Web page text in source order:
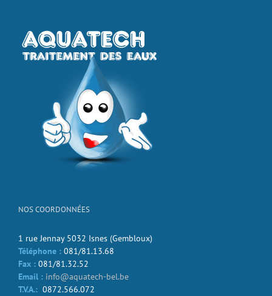
NOS COORDONNÉES
1 rue Jennay 5032 Isnes (Gembloux)
Téléphone : 081/81.13.68
Fax : 081/81.32.52
Email : info@aquatech-bel.be
T.V.A.: 0872.566.072